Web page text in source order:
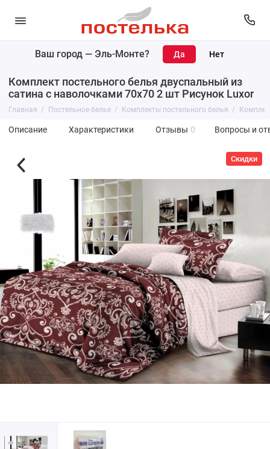
Ваш город — Эль-Монте?
Комплект постельного белья двуспальный из
сатина с наволочками 70х70 2 шт Рисунок Luxor
Главная Постельное белье Комплекты постельного белья
Описание Характеристики Отзывы 0 Вопросы и
Скидки